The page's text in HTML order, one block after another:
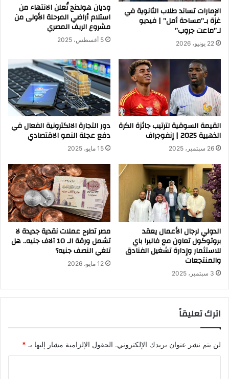
الإمارات تساند طلاب الثانوية في
غزة بـ”مساحة أمل” | فيديو
لـ”ماعت جروب”
22 يونيو، 2026
وديان هولدنج تُعلن الانتهاء من
استلام أراضي المرحلة الأولى من
مشروع الريف المصري
5 أغسطس، 2025
القيمة السوقية لترتيب جائزة الكرة
الذهبية 2025 | إنفوجراف
26 سبتمبر، 2025
دور التجارة الالكترونية الفعال في
دفع عجلة النمو الاقتصادي
15 مايو، 2025
الدولي لرجال الأعمال يعقد
بروتوكول تعاون مع فاليرا باي
للاستثمار وإدارة تشغيل الفنادق
والمنتجعات
3 سبتمبر، 2025
مصر تطرح عملات نقدية جديدة لا
تشمل ورقة الـ 10 آلاف جنيه.. هل
تلغي النصف جنيه؟
12 مايو، 2026
اترك تعليقاً
لن يتم نشر عنوان بريدك الإلكتروني. الحقول الإلزامية مشار إليها بـ *